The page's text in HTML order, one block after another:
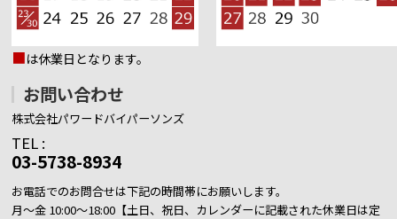
■は休業日となります。
お問い合わせ
株式会社パワードバイパーソンズ
TEL :
03-5738-8934
お電話でのお問合せは下記の時間帯にお願いします。
月～金 10:00～18:00【土日、祝日、カレンダーに記載された休業日は定